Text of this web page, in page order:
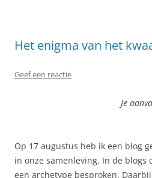
Het enigma van het
Geef een reactie
Je
Op 17 augustus heb ik een blog
in onze samenleving. In de blogs
een archetype besproken.